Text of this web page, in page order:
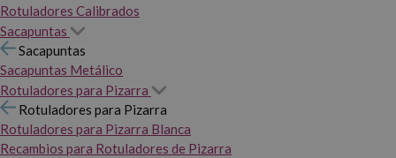
Rotuladores Calibrados
Sacapuntas
Sacapuntas
Sacapuntas Metálico
Rotuladores para Pizarra
Rotuladores para Pizarra
Rotuladores para Pizarra Blanca
Recambios para Rotuladores de Pizarra